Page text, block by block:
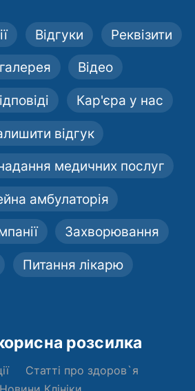
Відгуки Реквізити
Відео
Кар'єра у нас
відгук
медичних послуг
амбулаторія
Захворювання
Питання лікарю
розсилка
Статті про здоров`я